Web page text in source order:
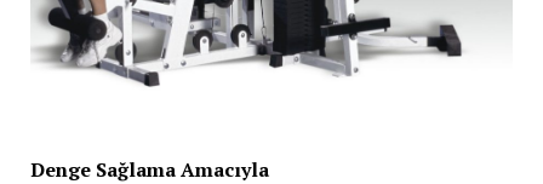
Denge Sağlama Amacıyla